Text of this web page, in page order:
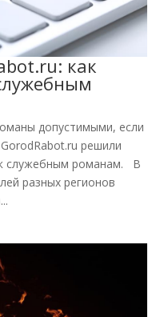
как
допустимыми, если
решили
к служебным романам. В
разных регионов